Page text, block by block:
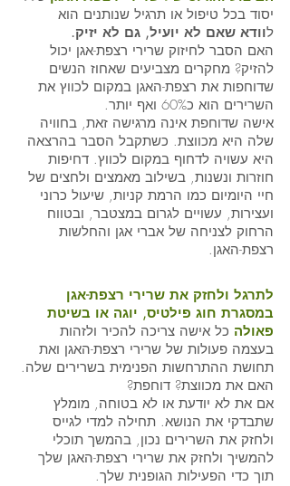
יסוד בכל טיפול או תרגיל שנותנים הוא
לוודא שאם לא יועיל, גם לא יזיק.
האם הסבר לחיזוק שרירי רצפת-אגן יכול
להזיק? מחקרים מצביעים שאחוז הנשים
שדוחפות את רצפת-האגן במקום לכווץ את
השרירים הוא כ60% ואף יותר.
אישה שדוחפת אינה מרגישה זאת, בחוויה
שלה היא מכווצת. כשתקבל הסבר בהרצאה
היא עשויה לדחוף במקום לכווץ. דחיפות
חוזרות ונשנות, בשילוב מאמצים ולחצים של
חיי היומיום כמו הרמת קניות, שיעול כרוני
ועצירות, עשויים לגרום במצטבר, ובטווח
הרחוק לצניחה של אברי אגן והחלשות
רצפת-האגן.
לתרגל ולחזק את שרירי רצפת-אגן
במסגרת חוג פילטיס, יוגה או בשיטת
פאולה כל אישה צריכה להכיר ולזהות
בעצמה פעולות של שרירי רצפת-האגן ואת
תחושת ההתרחשות הפנימית בשרירים שלה.
האם את מכווצת? דוחפת?
אם את לא יודעת או לא בטוחה, מומלץ
שתבדקי את הנושא. תחילה למדי לגייס
ולחזק את השרירים נכון, בהמשך תוכלי
להמשיך ולחזק את שרירי רצפת-האגן שלך
תוך כדי הפעילות הגופנית שלך.